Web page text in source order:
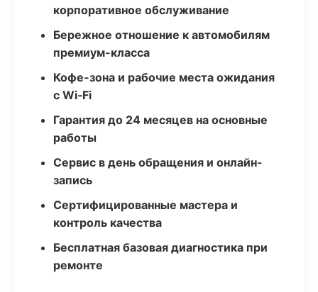
корпоративное обслуживание
Бережное отношение к автомобилям
премиум-класса
Кофе-зона и рабочие места ожидания
с Wi‑Fi
Гарантия до 24 месяцев на основные
работы
Сервис в день обращения и онлайн-
запись
Сертифицированные мастера и
контроль качества
Бесплатная базовая диагностика при
ремонте